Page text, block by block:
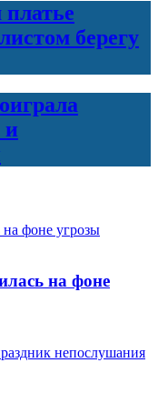
берегу
и
на фоне